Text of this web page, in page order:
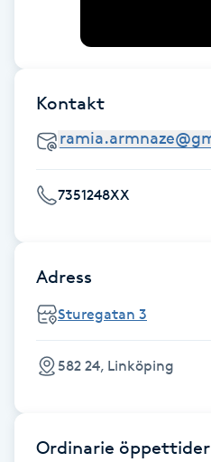
Frekvensterapi
Friskvård
Färgning
Föning
Gel naglar
Kontakt
7351248XX
Adress
Sturegatan 3
582 24, Linköping
Ordinarie öppettider